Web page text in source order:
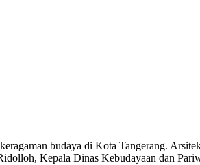
budaya di Kota Tangerang.
Kepala Dinas Kebudayaan dan